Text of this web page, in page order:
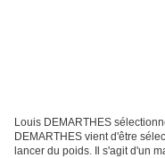
Louis DEMARTHES
DEMARTHES vient d'être
lancer du poids. Il s'agit d'un